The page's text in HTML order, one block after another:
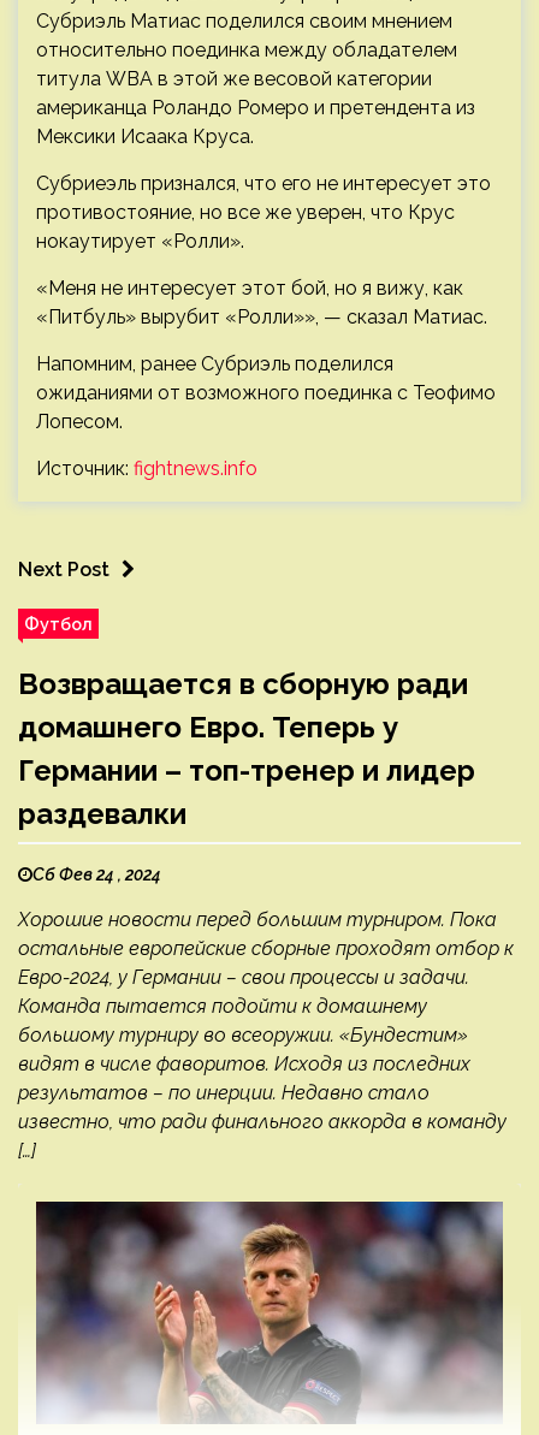
Субриэль Матиас поделился своим мнением
относительно поединка между обладателем
титула WBA в этой же весовой категории
американца Роландо Ромеро и претендента из
Мексики Исаака Круса.
Субриеэль признался, что его не интересует это
противостояние, но все же уверен, что Крус
нокаутирует «Ролли».
«Меня не интересует этот бой, но я вижу, как
«Питбуль» вырубит «Ролли»», — сказал Матиас.
Напомним, ранее Субриэль поделился
ожиданиями от возможного поединка с Теофимо
Лопесом.
Источник: fightnews.info
Next Post
Футбол
Возвращается в сборную ради
домашнего Евро. Теперь у
Германии – топ-тренер и лидер
раздевалки
Сб Фев 24 , 2024
Хорошие новости перед большим турниром. Пока
остальные европейские сборные проходят отбор к
Евро-2024, у Германии – свои процессы и задачи.
Команда пытается подойти к домашнему
большому турниру во всеоружии. «Бундестим»
видят в числе фаворитов. Исходя из последних
результатов – по инерции. Недавно стало
известно, что ради финального аккорда в команду
[…]